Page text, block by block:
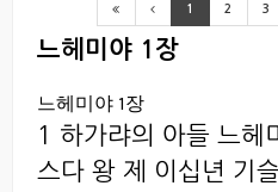
1 2 3
느헤미야 1장
느헤미야 1장
1 하가랴의 아들 느헤
스다 왕 제 이십년 기